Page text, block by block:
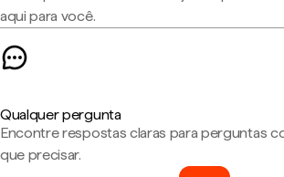
aqui para você.
Qualquer pergunta
Encontre respostas claras para perguntas
que precisar.